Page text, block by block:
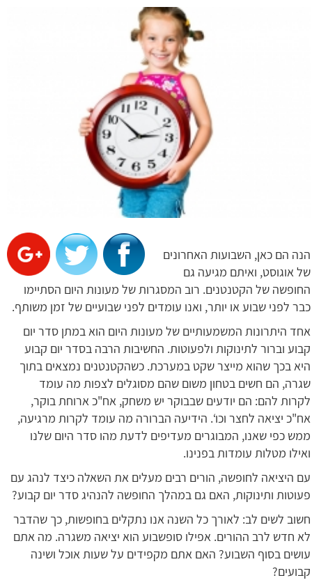
הנה הם כאן, השבועות האחרונים
של אוגוסט, ואיתם מגיעה גם
החופשה של הקטנטנים. רוב המסגרות של מעונות היום הסתיימו
כבר לפני שבוע או יותר, ואנו עומדים לפני שבועיים של זמן משותף.
אחד היתרונות המשמעותיים של מעונות היום הוא במתן סדר יום
קבוע וברור לתינוקות ולפעוטות. החשיבות הרבה בסדר יום קבוע
היא בכך שהוא מייצר שקט במערכת. כשהקטנטנים נמצאים בתוך
שגרה, הם חשים בטחון משום שהם מסוגלים לצפות מה עומד
לקרות להם: הם יודעים שבבוקר יש משחק, אח"כ ארוחת בוקר,
אח"כ יציאה לחצר וכו‘. הידיעה הברורה מה עומד לקרות מרגיעה,
ממש כפי שאנו, המבוגרים מעדיפים לדעת מהו סדר היום שלנו
ואילו מטלות עומדות בפנינו.
עם היציאה לחופשה, הורים רבים מעלים את השאלה כיצד לנהג עם
פעוטות ותינוקות, האם גם במהלך החופשה להנהיג סדר יום קבוע?
חשוב לשים לב: לאורך כל השנה אנו נתקלים בחופשות, כך שהדבר
לא חדש לרב ההורים. אפילו סופשבוע הוא יציאה משגרה. מה אתם
עושים בסוף השבוע? האם אתם מקפידים על שעות אוכל ושינה
קבועים?